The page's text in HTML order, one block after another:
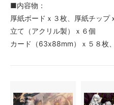
■内容物：
厚紙ボードｘ３枚、厚紙チップ
立て（アクリル製）ｘ６個
カード（63x88mm）ｘ５８枚